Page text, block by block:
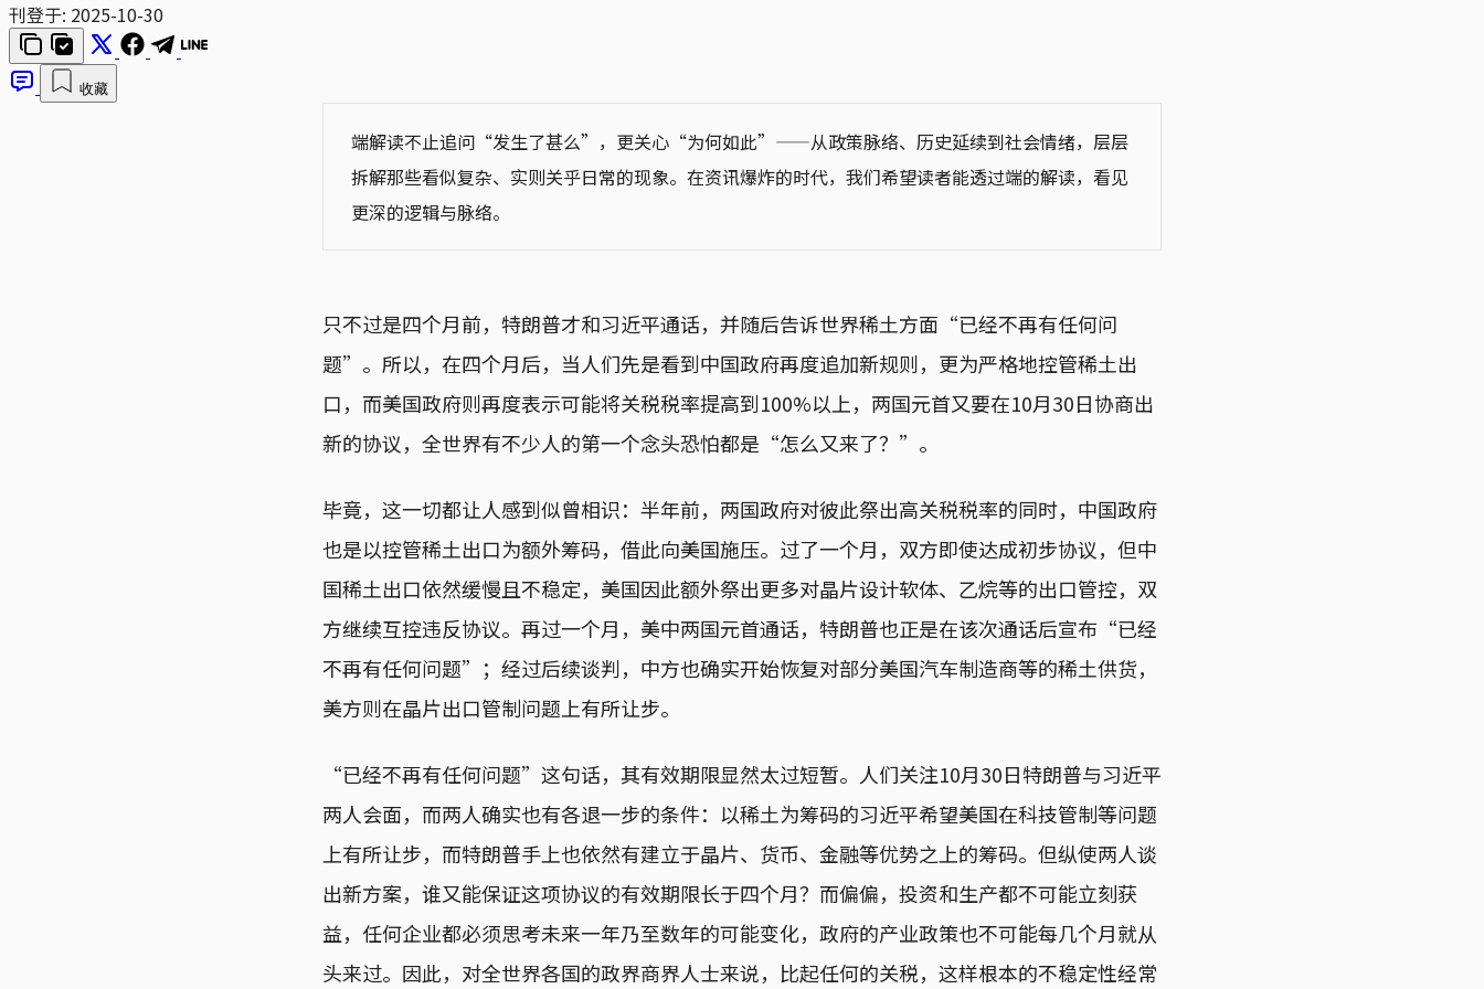
刊登于: 2025-10-30
收藏
端解读不止追问“发生了甚么”，更关心“为何如此”——从政策脉络、历史延续到社会情绪，层层
拆解那些看似复杂、实则关乎日常的现象。在资讯爆炸的时代，我们希望读者能透过端的解读，看见
更深的逻辑与脉络。
只不过是四个月前，特朗普才和习近平通话，并随后告诉世界稀土方面“已经不再有任何问
题”。所以，在四个月后，当人们先是看到中国政府再度追加新规则，更为严格地控管稀土出
口，而美国政府则再度表示可能将关税税率提高到100%以上，两国元首又要在10月30日协商出
新的协议，全世界有不少人的第一个念头恐怕都是“怎么又来了？”。
毕竟，这一切都让人感到似曾相识：半年前，两国政府对彼此祭出高关税税率的同时，中国政府
也是以控管稀土出口为额外筹码，借此向美国施压。过了一个月，双方即使达成初步协议，但中
国稀土出口依然缓慢且不稳定，美国因此额外祭出更多对晶片设计软体、乙烷等的出口管控，双
方继续互控违反协议。再过一个月，美中两国元首通话，特朗普也正是在该次通话后宣布“已经
不再有任何问题”；经过后续谈判，中方也确实开始恢复对部分美国汽车制造商等的稀土供货，
美方则在晶片出口管制问题上有所让步。
“已经不再有任何问题”这句话，其有效期限显然太过短暂。人们关注10月30日特朗普与习近平
两人会面，而两人确实也有各退一步的条件：以稀土为筹码的习近平希望美国在科技管制等问题
上有所让步，而特朗普手上也依然有建立于晶片、货币、金融等优势之上的筹码。但纵使两人谈
出新方案，谁又能保证这项协议的有效期限长于四个月？而偏偏，投资和生产都不可能立刻获
益，任何企业都必须思考未来一年乃至数年的可能变化，政府的产业政策也不可能每几个月就从
头来过。因此，对全世界各国的政界商界人士来说，比起任何的关税，这样根本的不稳定性经常